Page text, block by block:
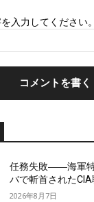
入力してください。
任務失敗――海軍
バで斬首された
2026年8月7日